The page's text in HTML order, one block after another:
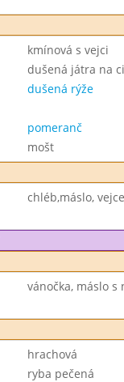
kmínová s vejci
dušená játra na
dušená rýže
pomeranč
mošt
chléb,máslo,
vánočka, máslo
hrachová
ryba pečená